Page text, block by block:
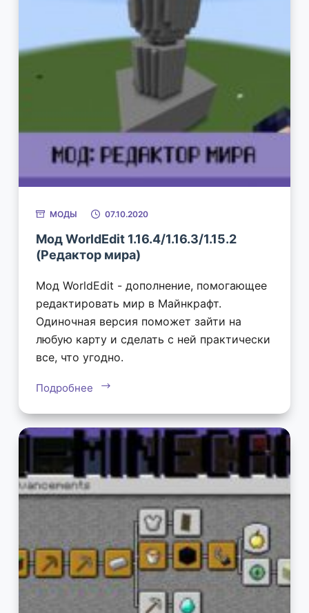
МОДЫ 07.10.2020
Мод WorldEdit 1.16.4/1.16.3/1.15.2
(Редактор мира)
Мод WorldEdit - дополнение, помогающее
редактировать мир в Майнкрафт.
Одиночная версия поможет зайти на
любую карту и сделать с ней практически
все, что угодно.
Подробнее